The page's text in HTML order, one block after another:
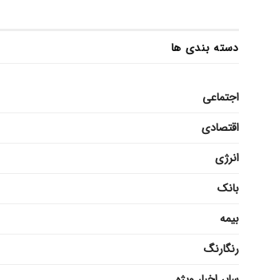
دسته بندی ها
اجتماعی
اقتصادی
انرژی
بانک
بیمه
رنگارنگ